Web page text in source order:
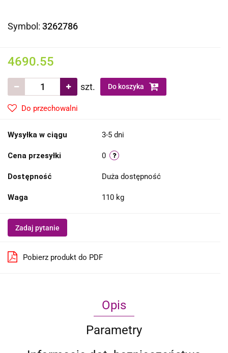
Symbol: 3262786
4690.55
szt. Do koszyka
Do przechowalni
Wysyłka w ciągu 3-5 dni
Cena przesyłki 0
Dostępność Duża dostępność
Waga 110 kg
Zadaj pytanie
Pobierz produkt do PDF
Opis
Parametry